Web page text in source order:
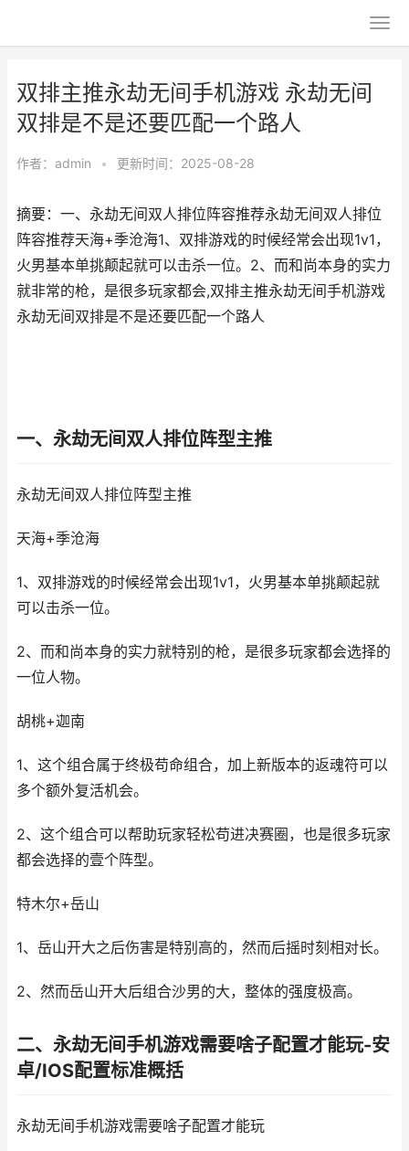
双排主推永劫无间手机游戏 永劫无间
双排是不是还要匹配一个路人
作者： admin • 更新时间：2025-08-28
摘要：一、永劫无间双人排位阵容推荐永劫无间双人排位
阵容推荐天海+季沧海1、双排游戏的时候经常会出现1v1，
火男基本单挑颠起就可以击杀一位。2、而和尚本身的实力
就非常的枪，是很多玩家都会,双排主推永劫无间手机游戏
永劫无间双排是不是还要匹配一个路人
一、永劫无间双人排位阵型主推
永劫无间双人排位阵型主推
天海+季沧海
1、双排游戏的时候经常会出现1v1，火男基本单挑颠起就
可以击杀一位。
2、而和尚本身的实力就特别的枪，是很多玩家都会选择的
一位人物。
胡桃+迦南
1、这个组合属于终极苟命组合，加上新版本的返魂符可以
多个额外复活机会。
2、这个组合可以帮助玩家轻松苟进决赛圈，也是很多玩家
都会选择的壹个阵型。
特木尔+岳山
1、岳山开大之后伤害是特别高的，然而后摇时刻相对长。
2、然而岳山开大后组合沙男的大，整体的强度极高。
二、永劫无间手机游戏需要啥子配置才能玩-安
卓/IOS配置标准概括
永劫无间手机游戏需要啥子配置才能玩